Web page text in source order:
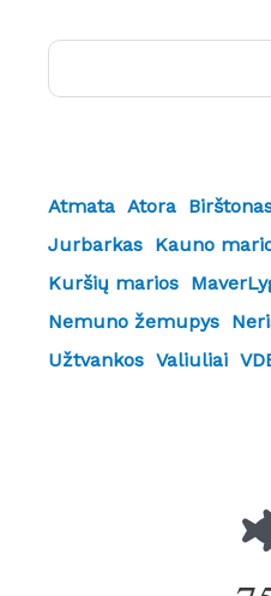
Atmata Atora
Jurbarkas Kauno
Kuršių marios
Nemuno žemupys
Užtvankos Valiuliai